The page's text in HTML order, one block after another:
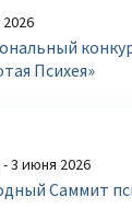
Психея»
- 3 июня 2026
Саммит